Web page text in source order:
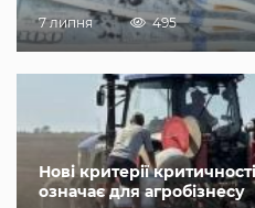
7 липня 495
Нові критерії
означає для агробізнесу